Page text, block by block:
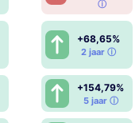
ⓘ
+68,65%
2 jaar ⓘ
+154,79%
5 jaar ⓘ